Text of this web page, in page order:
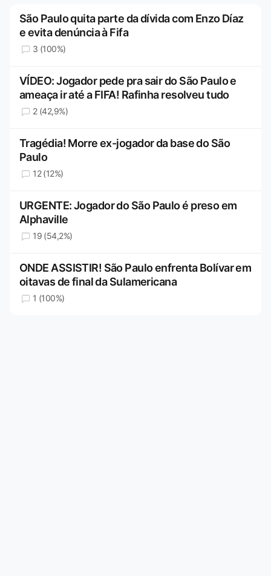
São Paulo quita parte da dívida com Enzo Díaz
e evita denúncia à Fifa
3 (100%)
VÍDEO: Jogador pede pra sair do São Paulo e
ameaça ir até a FIFA! Rafinha resolveu tudo
2 (42,9%)
Tragédia! Morre ex-jogador da base do São
Paulo
12 (12%)
URGENTE: Jogador do São Paulo é preso em
Alphaville
19 (54,2%)
ONDE ASSISTIR! São Paulo enfrenta Bolívar em
oitavas de final da Sulamericana
1 (100%)